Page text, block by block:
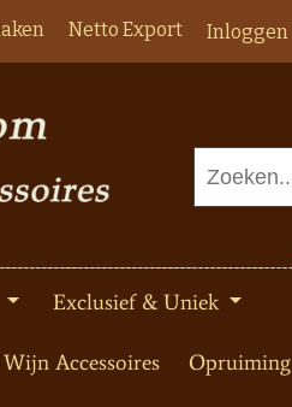
Inloggen
Netto Export
Exclusief & Uniek
Wijn Accessoires Opruiming